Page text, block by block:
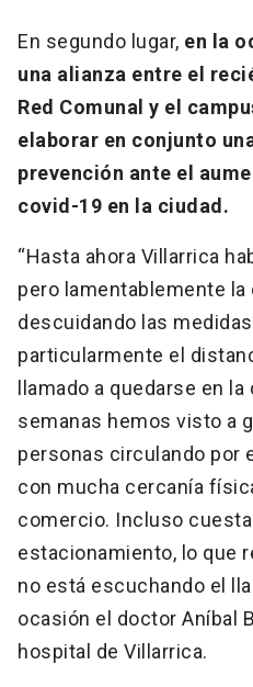
En segundo lugar, en la
una alianza entre el
Red Comunal y el
elaborar en conjunto
prevención ante el
covid-19 en la ciudad.
“Hasta ahora Villarrica
pero lamentablemente
descuidando las
particularmente el
llamado a quedarse en
semanas hemos visto a
personas circulando por
con mucha cercanía
comercio. Incluso
estacionamiento, lo que
no está escuchando el
ocasión el doctor Aníbal
hospital de Villarrica.